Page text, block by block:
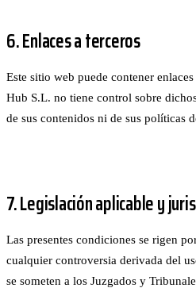
6. Enlaces a terceros
Este sitio web puede contener
Hub S.L. no tiene control sobre
de sus contenidos ni de sus políticas
7. Legislación aplicable y
Las presentes condiciones se rigen
cualquier controversia derivada del
se someten a los Juzgados y